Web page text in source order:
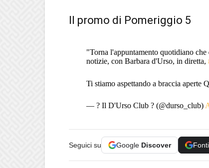
Il promo di Pomeriggio 5
"Torna l'appuntamento quotidiano
notizie, con Barbara d'Urso, in diretta,
Ti stiamo aspettando a braccia
— ? Il D'Urso Club ? (@durso_club)
Seguici su Google Discover Fonti